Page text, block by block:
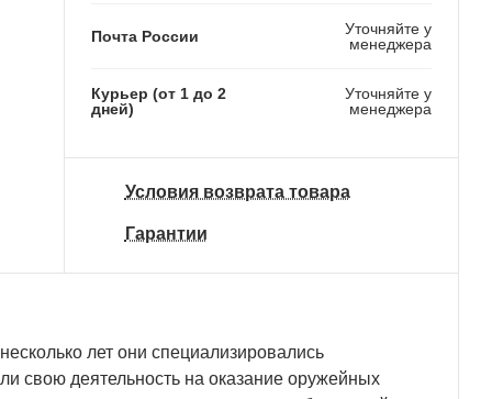
Почта России
Уточняйте у
менеджера
Курьер (от 1 до 2
дней)
Уточняйте у
менеджера
Условия возврата товара
Гарантии
лет они специализировались
свою деятельность на оказание оружейных